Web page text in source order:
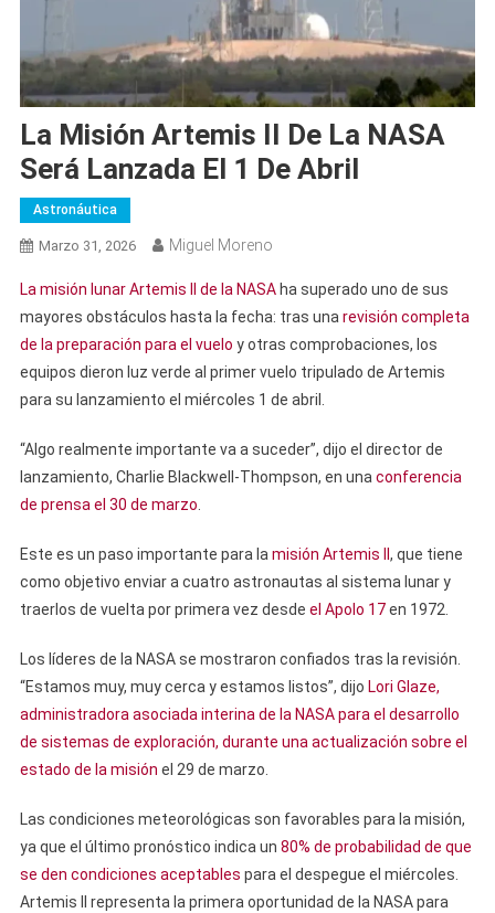
La Misión Artemis II De La NASA
Será Lanzada El 1 De Abril
Astronáutica
Marzo 31, 2026 Miguel Moreno
La misión lunar Artemis II de la NASAha superado uno de sus
mayores obstáculos hasta la fecha: tras unarevisión completa
de la preparación para el vuelo y otras comprobaciones, los
equipos dieron luz verde al primer vuelo tripulado de Artemis
para su lanzamiento el miércoles 1 de abril.
“Algo realmente importante va a suceder”, dijo el director de
lanzamiento, Charlie Blackwell-Thompson, en unaconferencia
de prensa el 30 de marzo.
Este es un paso importante para lamisión Artemis II , que tiene
como objetivo enviar a cuatro astronautas al sistema lunar y
traerlos de vuelta por primera vez desde el Apolo 17en 1972.
Los líderes de la NASA se mostraron confiados tras la revisión.
“Estamos muy, muy cerca y estamos listos”, dijo Lori Glaze,
administradora asociada interina de la NASA para el desarrollo
de sistemas de exploración, durante unaactualización sobre el
estado de la misión el 29 de marzo.
Las condiciones meteorológicas son favorables para la misión,
ya que el último pronóstico indica un 80% de probabilidad de que
se den condiciones aceptables para el despegue el miércoles.
Artemis II representa la primera oportunidad de la NASA para